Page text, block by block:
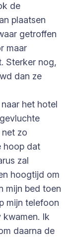
de
plaatsen
getroffen
maar
Sterker nog,
dan ze
het hotel
zo
hoop dat
zal
hoogtijd om
mijn bed toen
mijn telefoon
Ik
daarna de